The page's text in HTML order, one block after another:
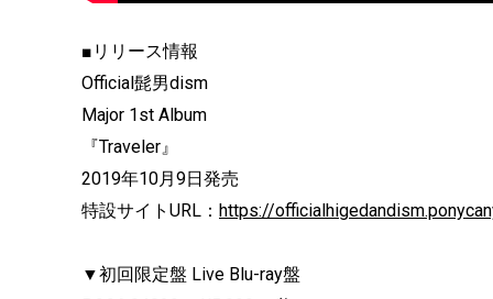
■リリース情報
Official髭男dism
Major 1st Album
『Traveler』
2019年10月9日発売
特設サイトURL： https://
▼初回限定盤 Live Blu-ray盤